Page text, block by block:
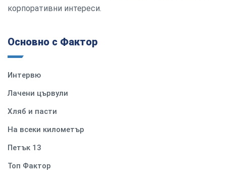
корпоративни интереси.
Основно с Фактор
Интервю
Лачени цървули
Хляб и пасти
На всеки километър
Петък 13
Топ Фактор